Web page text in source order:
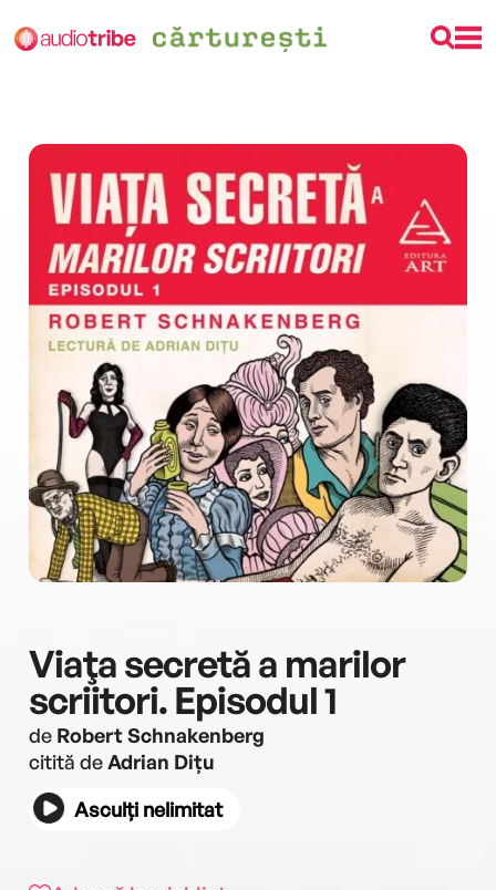
Viaţa secretă a marilor
scriitori. Episodul 1
de Robert Schnakenberg
citită deAdrian Dițu
Asculți nelimitat